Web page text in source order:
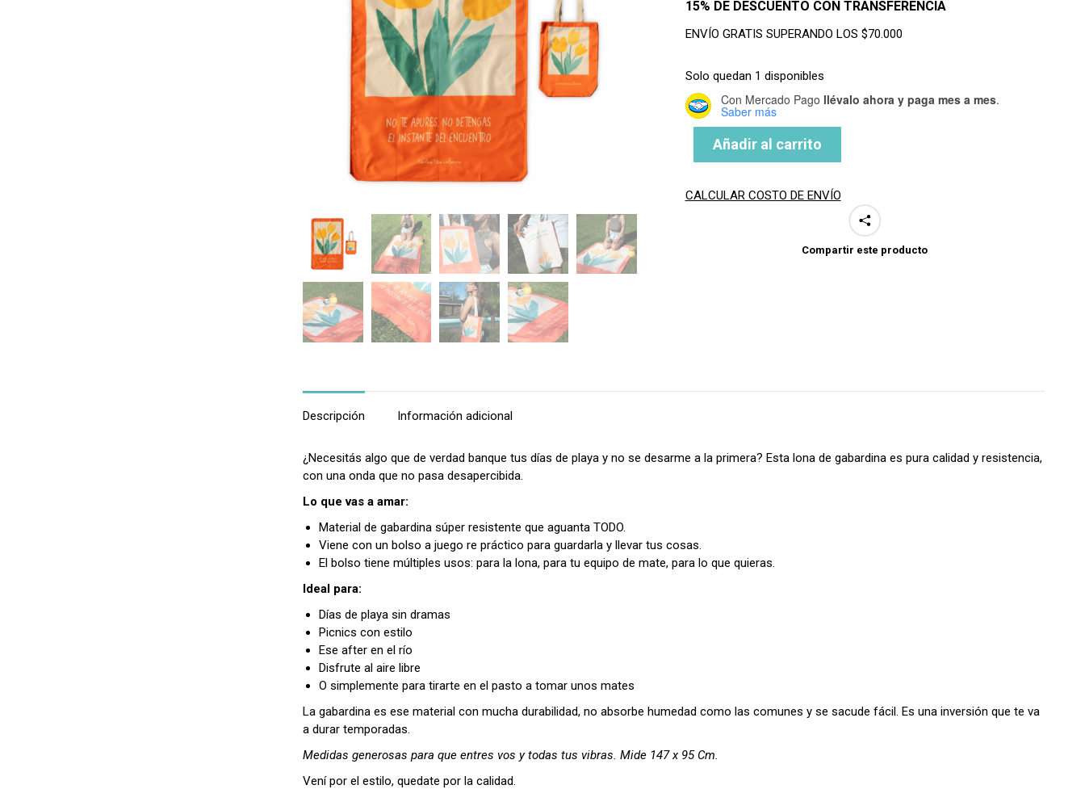
15% DE DESCUENTO CON TRANSFERENCIA
ENVÍO GRATIS SUPERANDO LOS $70.000
Solo quedan 1 disponibles
Con Mercado Pago llévalo ahora y paga mes a mes.
Saber más
Añadir al carrito
CALCULAR COSTO DE ENVÍO
Compartir este producto
Descripción Información adicional
¿Necesitás algo que de verdad banque tus días de playa y no se desarme a la primera? Esta lona de gabardina es pura calidad y resistencia,
con una onda que no pasa desapercibida.
Lo que vas a amar:
Material de gabardina súper resistente que aguanta TODO.
Viene con un bolso a juego re práctico para guardarla y llevar tus cosas.
El bolso tiene múltiples usos: para la lona, para tu equipo de mate, para lo que quieras.
Ideal para:
Días de playa sin dramas
Picnics con estilo
Ese after en el río
Disfrute al aire libre
O simplemente para tirarte en el pasto a tomar unos mates
La gabardina es ese material con mucha durabilidad, no absorbe humedad como las comunes y se sacude fácil. Es una inversión que te va
a durar temporadas.
Medidas generosas para que entres vos y todas tus vibras. Mide 147 x 95 Cm.
Vení por el estilo, quedate por la calidad.